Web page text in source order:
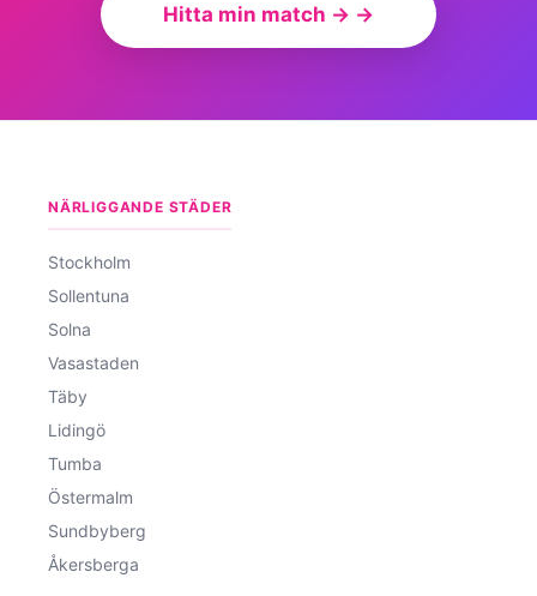
Hitta min match → →
NÄRLIGGANDE STÄDER
Stockholm
Sollentuna
Solna
Vasastaden
Täby
Lidingö
Tumba
Östermalm
Sundbyberg
Åkersberga